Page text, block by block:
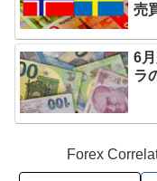
売
6
ラ
Forex